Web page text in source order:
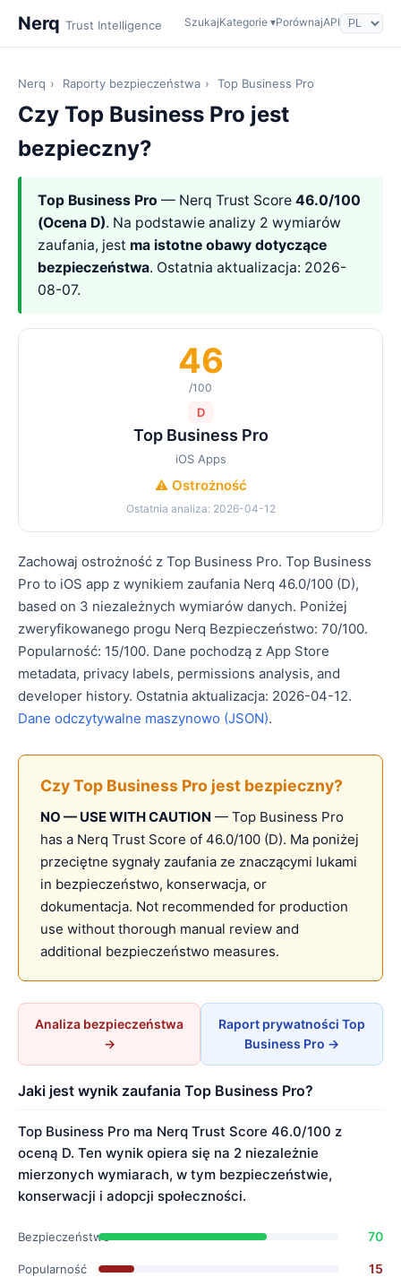
Nerq Trust Intelligence SzukajKategorie ▾PorównajAPI
Nerq › Raporty bezpieczeństwa › Top Business Pro
Czy Top Business Pro jest
bezpieczny?
Top Business Pro — Nerq Trust Score 46.0/100
(Ocena D). Na podstawie analizy 2 wymiarów
zaufania, jest ma istotne obawy dotyczące
bezpieczeństwa. Ostatnia aktualizacja: 2026-
08-07.
46
/100
D
Top Business Pro
iOS Apps
⚠️ Ostrożność
Ostatnia analiza: 2026-04-12
Zachowaj ostrożność z Top Business Pro. Top Business
Pro to iOS app z wynikiem zaufania Nerq 46.0/100 (D),
based on 3 niezależnych wymiarów danych. Poniżej
zweryfikowanego progu Nerq Bezpieczeństwo: 70/100.
Popularność: 15/100. Dane pochodzą z App Store
metadata, privacy labels, permissions analysis, and
developer history. Ostatnia aktualizacja: 2026-04-12.
Dane odczytywalne maszynowo (JSON).
Czy Top Business Pro jest bezpieczny?
NO — USE WITH CAUTION — Top Business Pro
has a Nerq Trust Score of 46.0/100 (D). Ma poniżej
przeciętne sygnały zaufania ze znaczącymi lukami
in bezpieczeństwo, konserwacja, or
dokumentacja. Not recommended for production
use without thorough manual review and
additional bezpieczeństwo measures.
Analiza bezpieczeństwa
→
Raport prywatności Top
Business Pro →
Jaki jest wynik zaufania Top Business Pro?
Top Business Pro ma Nerq Trust Score 46.0/100 z
oceną D. Ten wynik opiera się na 2 niezależnie
mierzonych wymiarach, w tym bezpieczeństwie,
konserwacji i adopcji społeczności.
Bezpieczeństwo 70
Popularność 15